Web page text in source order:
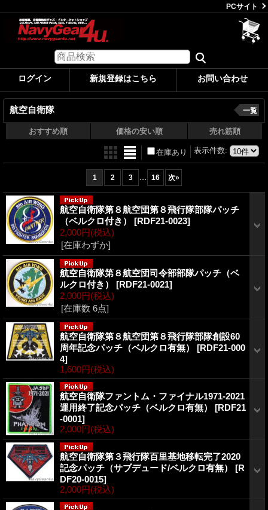
PCサイト
ログイン 新規登録はこちら お問い合わせ
航空自衛隊 一覧
おすすめ順 価格の安い順 売れ筋順
表示件数:
在庫あり
1 2 3 ... 16 次»
航空自衛隊第８航空団第８飛行隊部隊パッチ
（ベルクロ付き） [RDF21-0023]
2,000円(税込)
[在庫わずか]
航空自衛隊第８航空団司令部部隊パッチ（ベ
ルクロ付き） [RDF21-0021]
2,000円(税込)
[在庫数 6点]
航空自衛隊第８航空団第８飛行隊部隊創設60
周年記念パッチ（ベルクロ有無） [RDF21-000
4]
1,600円(税込)
航空自衛隊ファントム・ファイナル1971-2021
運用終了記念パッチ（ベルクロ有無） [RDF21
-0001]
2,000円(税込)
航空自衛隊第３飛行隊百里基地移転完了2020
記念パッチ（サブデュード/ベルクロ有無） [R
DF20-0015]
2,000円(税込)